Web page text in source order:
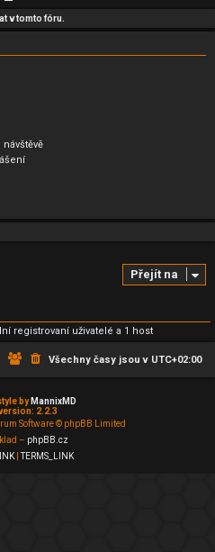
v tomto fóru.
Přejít na
registrovaní uživatelé a 1 host
Všechny časy jsou v UTC+02:00
by MannixMD
2.2.3
Software © phpBB Limited
– phpBB.cz
|TERMS_LINK